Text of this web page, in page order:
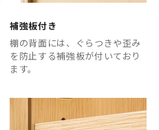
補強板付き
棚の背面には、ぐらつきや歪み
を防止する補強板が付いており
ます。